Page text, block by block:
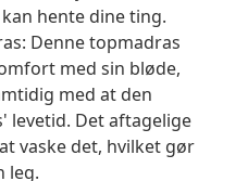
hente dine ting.
Denne topmadras
med sin bløde,
med at den
Det aftagelige
vaske det, hvilket gør
leg.